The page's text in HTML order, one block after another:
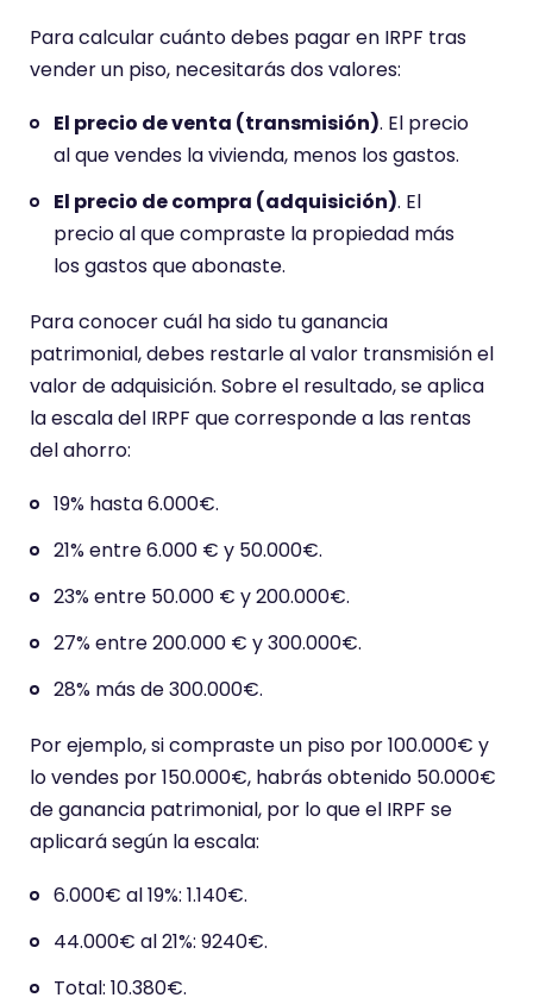
Para calcular cuánto debes pagar en IRPF tras
vender un piso, necesitarás dos valores:
El precio de venta (transmisión). El precio
al que vendes la vivienda, menos los gastos.
El precio de compra (adquisición). El
precio al que compraste la propiedad más
los gastos que abonaste.
Para conocer cuál ha sido tu ganancia
patrimonial, debes restarle al valor transmisión el
valor de adquisición. Sobre el resultado, se aplica
la escala del IRPF que corresponde a las rentas
del ahorro:
19% hasta 6.000€.
21% entre 6.000 € y 50.000€.
23% entre 50.000 € y 200.000€.
27% entre 200.000 € y 300.000€.
28% más de 300.000€.
Por ejemplo, si compraste un piso por 100.000€ y
lo vendes por 150.000€, habrás obtenido 50.000€
de ganancia patrimonial, por lo que el IRPF se
aplicará según la escala:
6.000€ al 19%: 1.140€.
44.000€ al 21%: 9240€.
Total: 10.380€.